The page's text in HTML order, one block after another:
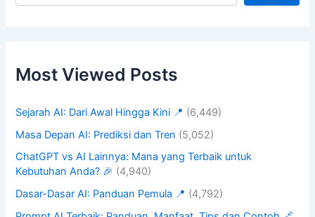
Most Viewed Posts
Sejarah AI: Dari Awal Hingga Kini 📍 (6,449)
Masa Depan AI: Prediksi dan Tren (5,052)
ChatGPT vs AI Lainnya: Mana yang Terbaik untuk
Kebutuhan Anda? 🎉 (4,940)
Dasar-Dasar AI: Panduan Pemula 📍 (4,792)